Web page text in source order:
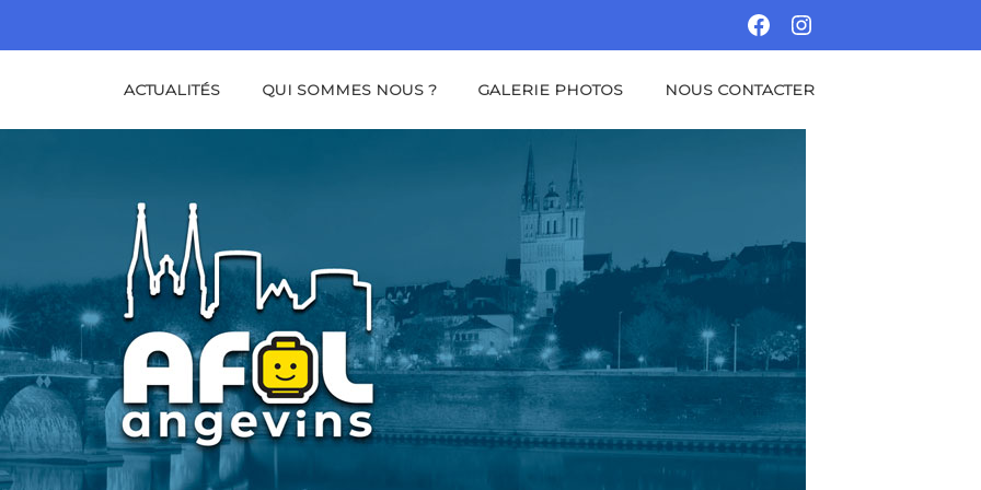
FACEBOOKINSTAGRAM
ACTUALITÉS QUI SOMMES NOUS ? GALERIE PHOTOS NOUS CONTACTER